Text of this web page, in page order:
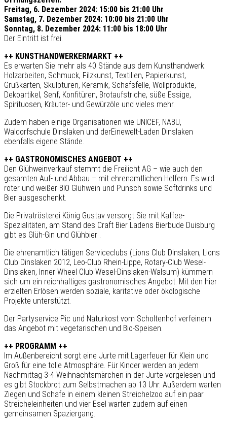
Freitag, 6. Dezember 2024: 15:00 bis 21:00 Uhr
Samstag, 7. Dezember 2024: 10:00 bis 21:00 Uhr
Sonntag, 8. Dezember 2024: 11:00 bis 18:00 Uhr
Der Eintritt ist frei.
++ KUNSTHANDWERKERMARKT ++
Es erwarten Sie mehr als 40 Stände aus dem Kunsthandwerk:
Holzarbeiten, Schmuck, Filzkunst, Textilien, Papierkunst,
Grußkarten, Skulpturen, Keramik, Schafsfelle, Wollprodukte,
Dekoartikel, Senf, Konfitüren, Brotaufstriche, süße Essige,
Spirituosen, Kräuter- und Gewürzöle und vieles mehr.
Zudem haben einige Organisationen wie UNICEF, NABU,
Waldorfschule Dinslaken und derEinewelt-Laden Dinslaken
ebenfalls eigene Stände.
++ GASTRONOMISCHES ANGEBOT ++
Den Glühweinverkauf stemmt die Freilicht AG – wie auch den
gesamten Auf- und Abbau – mit ehrenamtlichen Helfern. Es wird
roter und weißer BIO Glühwein und Punsch sowie Softdrinks und
Bier ausgeschenkt.
Die Privatrösterei König Gustav versorgt Sie mit Kaffee-
Spezialitäten, am Stand des Craft Bier Ladens Bierbude Duisburg
gibt es Glüh-Gin und Glühbier .
Die ehrenamtlich tätigen Serviceclubs (Lions Club Dinslaken, Lions
Club Dinslaken 2012, Leo-Club Rhein-Lippe, Rotary-Club Wesel-
Dinslaken, Inner Wheel Club Wesel-Dinslaken-Walsum) kümmern
sich um ein reichhaltiges gastronomisches Angebot. Mit den hier
erzielten Er­lösen werden soziale, karitative oder ökologische
Projekte unterstützt.
Der Partyservice Pic und Naturkost vom Scholtenhof verfeinern
das Angebot mit vegetarischen und Bio-Speisen.
++ PROGRAMM ++
Im Außenbereicht sorgt eine Jurte mit Lagerfeuer für Klein und
Groß für eine tolle Atmosphäre. Für Kinder werden an jedem
Nachmittag 3-4 Weihnachtsmärchen in der Jurte vorgelesen und
es gibt Stockbrot zum Selbstmachen ab 13 Uhr. Außerdem warten
Ziegen und Schafe in einem kleinen Streichelzoo auf ein paar
Streicheleinheiten und vier Esel warten zudem auf einen
gemeinsamen Spaziergang.